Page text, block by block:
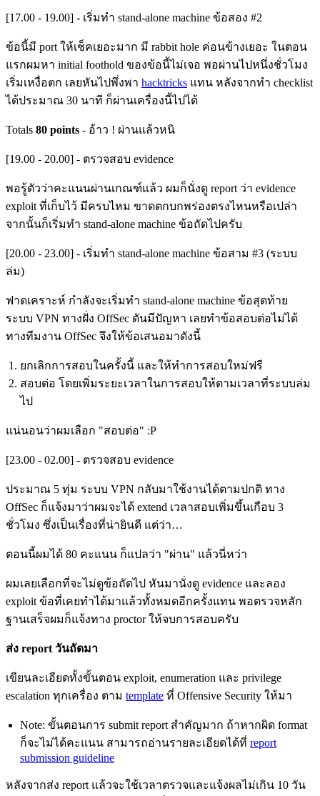
[17.00 - 19.00] - เริ่มทำ stand-alone machine ข้อสอง #2
ข้อนี้มี port ให้เช็คเยอะมาก มี rabbit hole ค่อนข้างเยอะ ในตอน
แรกผมหา initial foothold ของข้อนี้ไม่เจอ พอผ่านไปหนึ่งชั่วโมง
เริ่มเหงื่อตก เลยหันไปพึ่งพา hacktricks แทน หลังจากทำ checklist
ได้ประมาณ 30 นาที ก็ผ่านเครื่องนี้ไปได้
Totals 80 points - อ้าว ! ผ่านแล้วหนิ
[19.00 - 20.00] - ตรวจสอบ evidence
พอรู้ตัวว่าคะแนนผ่านเกณฑ์แล้ว ผมก็นั่งดู report ว่า evidence
exploit ที่เก็บไว้ มีครบไหม ขาดตกบกพร่องตรงไหนหรือเปล่า
จากนั้นก็เริ่มทำ stand-alone machine ข้อถัดไปครับ
[20.00 - 23.00] - เริ่มทำ stand-alone machine ข้อสาม #3 (ระบบ
ล่ม)
ฟาดเคราะห์ กำลังจะเริ่มทำ stand-alone machine ข้อสุดท้าย
ระบบ VPN ทางฝั่ง OffSec ดันมีปัญหา เลยทำข้อสอบต่อไม่ได้
ทางทีมงาน OffSec จึงให้ข้อเสนอมาดังนี้
ยกเลิกการสอบในครั้งนี้ และให้ทำการสอบใหม่ฟรี
สอบต่อ โดยเพิ่มระยะเวลาในการสอบให้ตามเวลาที่ระบบล่ม
ไป
แน่นอนว่าผมเลือก "สอบต่อ" :P
[23.00 - 02.00] - ตรวจสอบ evidence
ประมาณ 5 ทุ่ม ระบบ VPN กลับมาใช้งานได้ตามปกติ ทาง
OffSec ก็แจ้งมาว่าผมจะได้ extend เวลาสอบเพิ่มขึ้นเกือบ 3
ชั่วโมง ซึ่งเป็นเรื่องที่น่ายินดี แต่ว่า…
ตอนนี้ผมได้ 80 คะแนน ก็แปลว่า "ผ่าน" แล้วนี่หว่า
ผมเลยเลือกที่จะไม่ดูข้อถัดไป หันมานั่งดู evidence และลอง
exploit ข้อที่เคยทำได้มาแล้วทั้งหมดอีกครั้งแทน พอตรวจหลัก
ฐานเสร็จผมก็แจ้งทาง proctor ให้จบการสอบครับ
ส่ง report วันถัดมา
เขียนละเอียดทั้งขั้นตอน exploit, enumeration และ privilege
escalation ทุกเครื่อง ตาม template ที่ Offensive Security ให้มา
Note: ขั้นตอนการ submit report สำคัญมาก ถ้าหากผิด format
ก็จะไม่ได้คะแนน สามารถอ่านรายละเอียดได้ที่ report
submission guideline
หลังจากส่ง report แล้วจะใช้เวลาตรวจและแจ้งผลไม่เกิน 10 วัน